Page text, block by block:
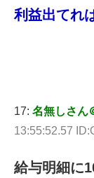
利益出てれ
17: 名無しさん
13:55:52.57
給与明細に